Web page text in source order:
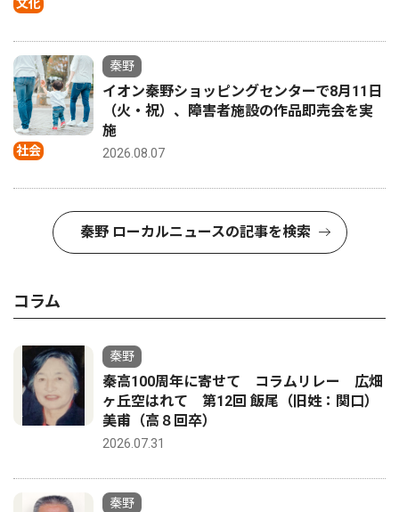
文化
社会
秦野
イオン秦野ショッピングセンターで8月11日
（火・祝）、障害者施設の作品即売会を実
施
2026.08.07
秦野 ローカルニュースの記事を検索
コラム
秦野
秦高100周年に寄せて コラムリレー 広畑
ヶ丘空はれて 第12回 飯尾（旧姓：関口）
美甫（高８回卒）
2026.07.31
秦野